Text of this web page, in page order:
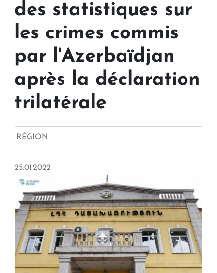
des statistiques sur
les crimes commis
par l'Azerbaïdjan
après la déclaration
trilatérale
RÉGION
25.01.2022